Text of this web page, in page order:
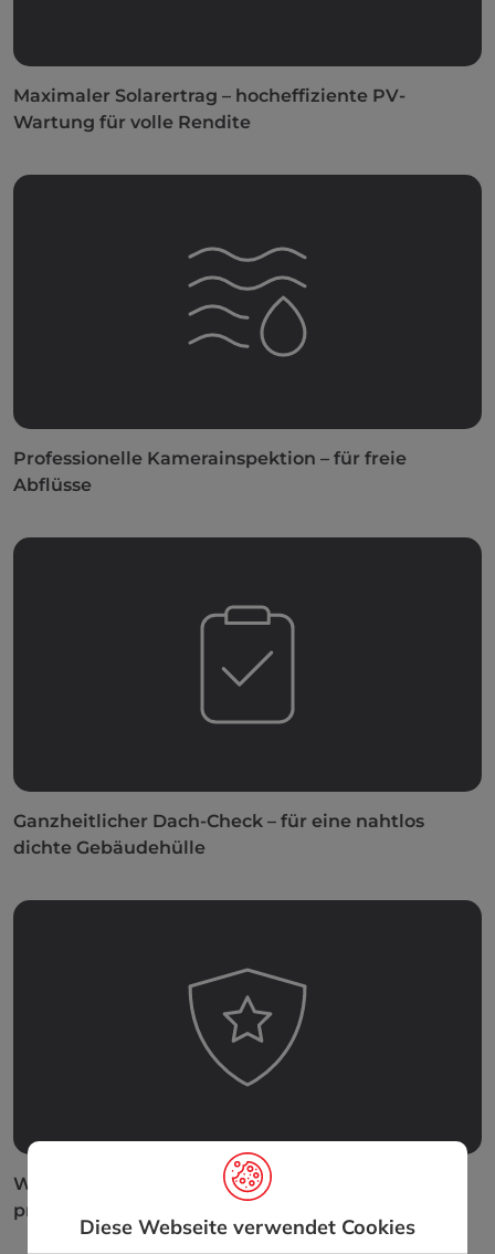
Maximaler Solarertrag – hocheffiziente PV-
Wartung für volle Rendite
Professionelle Kamerainspektion – für freie
Abflüsse
Ganzheitlicher Dach-Check – für eine nahtlos
dichte Gebäudehülle
Werterhalt statt Schadensfall – Sicherheit durch
proaktive Vorsorge
Diese Webseite verwendet Cookies